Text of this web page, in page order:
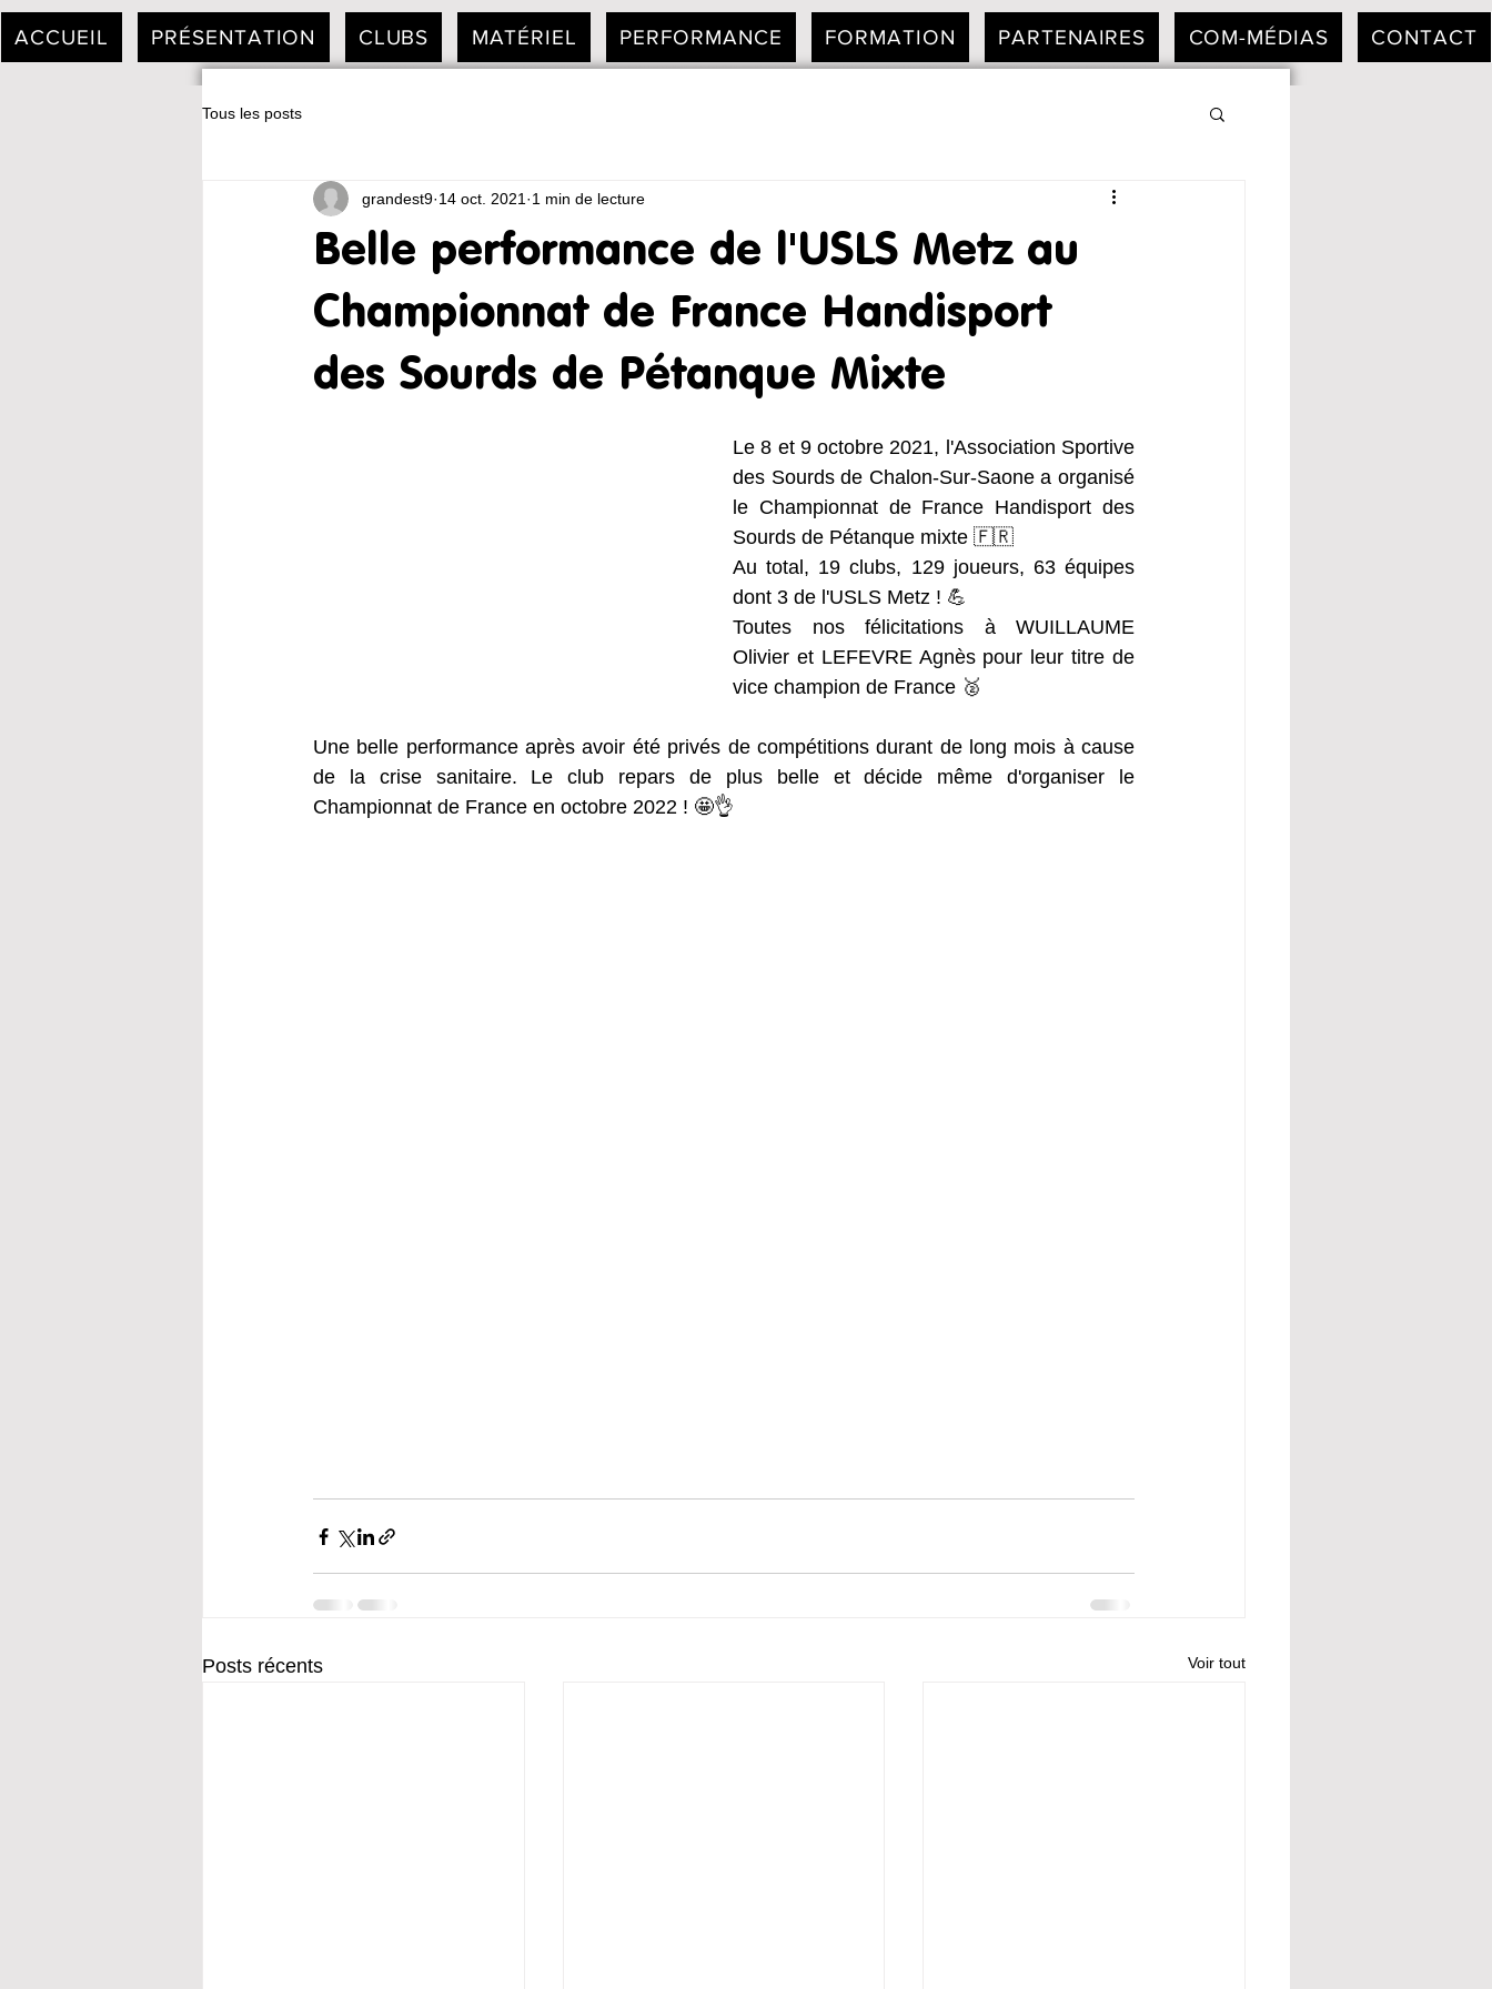
ACCUEIL PRÉSENTATION CLUBS MATÉRIEL PERFORMANCE FORMATION PARTENAIRES COM-MÉDIAS CONTACT
Tous les posts
Belle performance de l'USLS Metz au
Championnat de France Handisport
des Sourds de Pétanque Mixte
grandest9 14 oct. 2021 1 min de lecture
Le 8 et 9 octobre 2021, l'Association Sportive
des Sourds de Chalon-Sur-Saone a organisé
le Championnat de France Handisport des
Sourds de Pétanque mixte 🇫🇷
Au total, 19 clubs, 129 joueurs, 63 équipes
dont 3 de l'USLS Metz ! 💪
Toutes nos félicitations à WUILLAUME
Olivier et LEFEVRE Agnès pour leur titre de
vice champion de France 🥈
Une belle performance après avoir été privés de compétitions durant de long mois à cause
de la crise sanitaire. Le club repars de plus belle et décide même d'organiser le
Championnat de France en octobre 2022 ! 🤩👌
Posts récents Voir tout